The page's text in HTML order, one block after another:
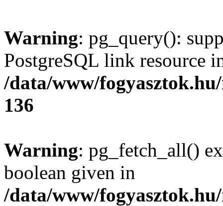
Warning: pg_query():
PostgreSQL link resource
/data/www/
136
Warning: pg_fetch_all()
boolean given in
/data/www/